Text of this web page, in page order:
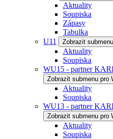
Aktuality
Soupiska
Zápasy
Tabulka
U11
Zobrazit
Aktuality
Soupiska
WU15 - partner
Zobrazit submenu pro
Aktuality
Soupiska
WU13 - partner
Zobrazit submenu pro
Aktuality
Soupiska